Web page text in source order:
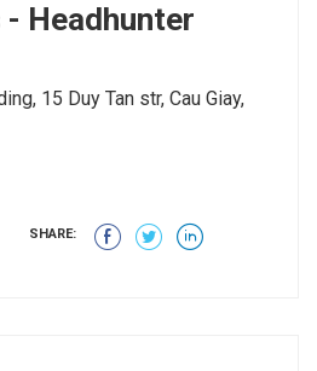
- Headhunter
15 Duy Tan str, Cau Giay,
SHARE: